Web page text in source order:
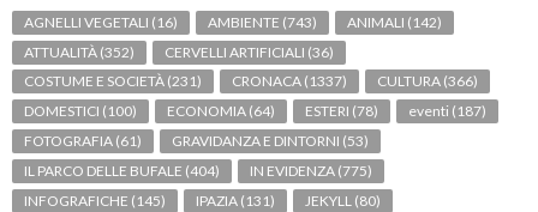
AGNELLI VEGETALI (16) AMBIENTE (743) ANIMALI (142)
ATTUALITÀ (352) CERVELLI ARTIFICIALI (36)
COSTUME E SOCIETÀ (231) CRONACA (1337) CULTURA (366)
DOMESTICI (100) ECONOMIA (64) ESTERI (78) eventi (187)
FOTOGRAFIA (61) GRAVIDANZA E DINTORNI (53)
IL PARCO DELLE BUFALE (404) IN EVIDENZA (775)
INFOGRAFICHE (145) IPAZIA (131) JEKYLL (80)